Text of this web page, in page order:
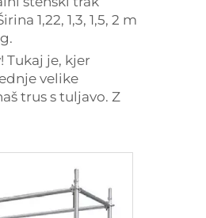
1,22, 1,3, 1,5, 2 m
Tukaj je, kjer
velike
trus s tuljavo. Z